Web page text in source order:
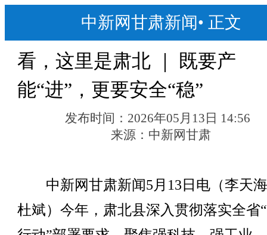
中新网甘肃新闻• 正文
看，这里是肃北 ｜ 既要产
能“进”，更要安全“稳”
发布时间： 2026年05月13日 14:56
来源： 中新网甘肃
中新网甘肃新闻5月13日电（李天
杜斌）今年，肃北县深入贯彻落实全省